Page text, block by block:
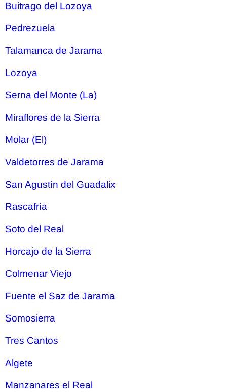
Buitrago del Lozoya
Pedrezuela
Talamanca de Jarama
Lozoya
Serna del Monte (La)
Miraflores de la Sierra
Molar (El)
Valdetorres de Jarama
San Agustín del Guadalix
Rascafría
Soto del Real
Horcajo de la Sierra
Colmenar Viejo
Fuente el Saz de Jarama
Somosierra
Tres Cantos
Algete
Manzanares el Real